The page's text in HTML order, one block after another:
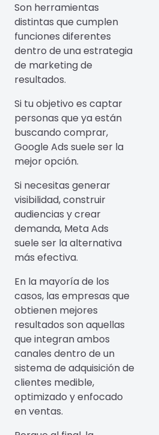
Son herramientas
distintas que cumplen
funciones diferentes
dentro de una estrategia
de marketing de
resultados.
Si tu objetivo es captar
personas que ya están
buscando comprar,
Google Ads suele ser la
mejor opción.
Si necesitas generar
visibilidad, construir
audiencias y crear
demanda, Meta Ads
suele ser la alternativa
más efectiva.
En la mayoría de los
casos, las empresas que
obtienen mejores
resultados son aquellas
que integran ambos
canales dentro de un
sistema de adquisición de
clientes medible,
optimizado y enfocado
en ventas.